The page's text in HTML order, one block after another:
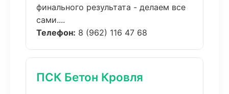
финального результата - делаем все
сами....
Телефон: 8 (962) 116 47 68
ПСК Бетон Кровля